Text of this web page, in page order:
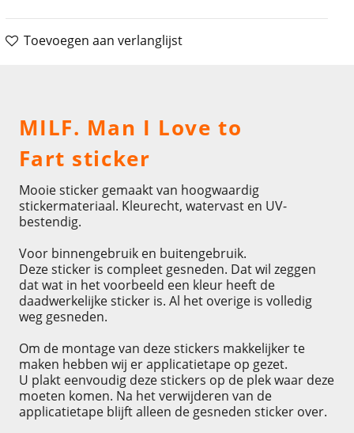
Toevoegen aan verlanglijst
MILF. Man I Love to
Fart sticker
Mooie sticker gemaakt van hoogwaardig
stickermateriaal. Kleurecht, watervast en UV-
bestendig.
Voor binnengebruik en buitengebruik.
Deze sticker is compleet gesneden. Dat wil zeggen
dat wat in het voorbeeld een kleur heeft de
daadwerkelijke sticker is. Al het overige is volledig
weg gesneden.
Om de montage van deze stickers makkelijker te
maken hebben wij er applicatietape op gezet.
U plakt eenvoudig deze stickers op de plek waar deze
moeten komen. Na het verwijderen van de
applicatietape blijft alleen de gesneden sticker over.